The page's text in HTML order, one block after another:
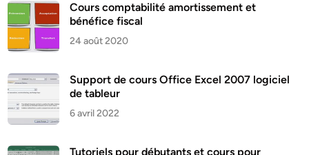
Cours comptabilité amortissement et
bénéfice fiscal
24 août 2020
Support de cours Office Excel 2007 logiciel
de tableur
6 avril 2022
Tutoriels pour débutants et cours pour